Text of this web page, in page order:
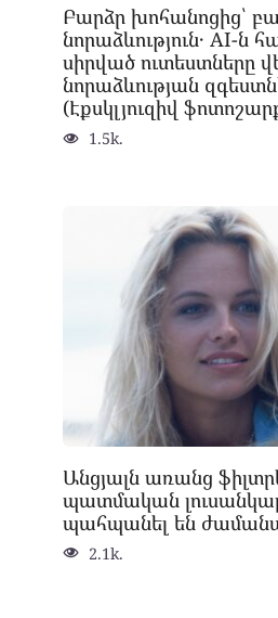
Բարձր խոհանոցից՝
նորաձևություն․ AI-ն
սիրված ուտեստները
նորաձևության
(Էքսկլյուզիվ
1.5k.
Անցյալն առանց
պատմական
պահպանել են
2.1k.